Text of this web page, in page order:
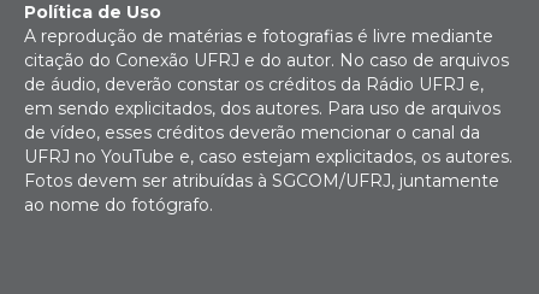
Política de Uso
A reprodução de matérias e fotografias é livre mediante
citação do Conexão UFRJ e do autor. No caso de arquivos
de áudio, deverão constar os créditos da Rádio UFRJ e,
em sendo explicitados, dos autores. Para uso de arquivos
de vídeo, esses créditos deverão mencionar o canal da
UFRJ no YouTube e, caso estejam explicitados, os autores.
Fotos devem ser atribuídas à SGCOM/UFRJ, juntamente
ao nome do fotógrafo.